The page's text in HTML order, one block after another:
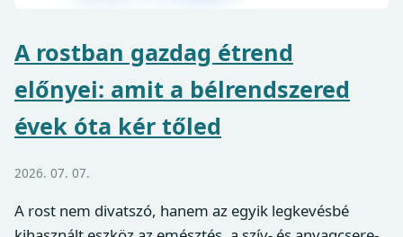
A rostban gazdag étrend
előnyei: amit a bélrendszered
évek óta kér tőled
2026. 07. 07.
A rost nem divatszó, hanem az egyik legkevésbé